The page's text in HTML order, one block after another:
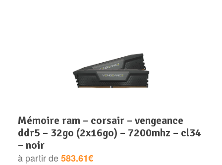
mémoire ram – corsair – vengeance
ddr5 – 32go (2x16go) – 7200mhz – cl34
– noir
à partir de583.61€